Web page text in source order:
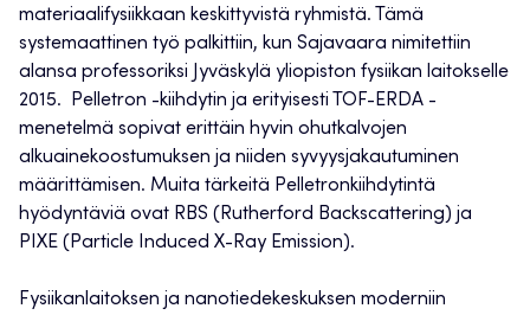
materiaalifysiikkaan keskittyvistä ryhmistä. Tämä
systemaattinen työ palkittiin, kun Sajavaara nimitettiin
alansa professoriksi Jyväskylä yliopiston fysiikan laitokselle
2015. Pelletron -kiihdytin ja erityisesti TOF-ERDA -
menetelmä sopivat erittäin hyvin ohutkalvojen
alkuainekoostumuksen ja niiden syvyysjakautuminen
määrittämisen. Muita tärkeitä Pelletronkiihdytintä
hyödyntäviä ovat RBS (Rutherford Backscattering) ja
PIXE (Particle Induced X-Ray Emission).
Fysiikanlaitoksen ja nanotiedekeskuksen moderniin